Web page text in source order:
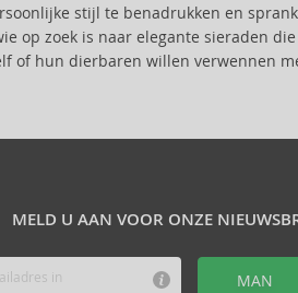
stijl te benadrukken en
op zoek is naar elegante sieraden
of hun dierbaren willen verwennen
MELD U AAN VOOR ONZE
MAN